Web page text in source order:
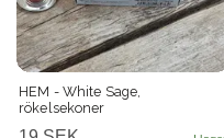
HEM - White Sage,
rökelsekoner